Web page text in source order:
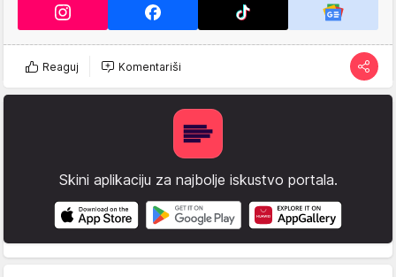
Reaguj Komentariši
Skini aplikaciju za najbolje iskustvo portala.